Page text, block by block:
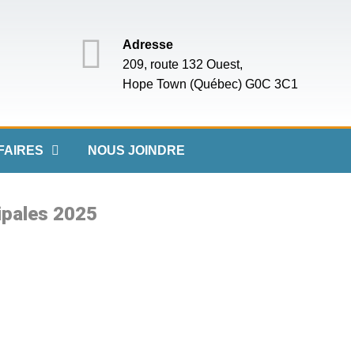
Adresse
209, route 132 Ouest,
Hope Town (Québec) G0C 3C1
NOUS JOINDRE
2025